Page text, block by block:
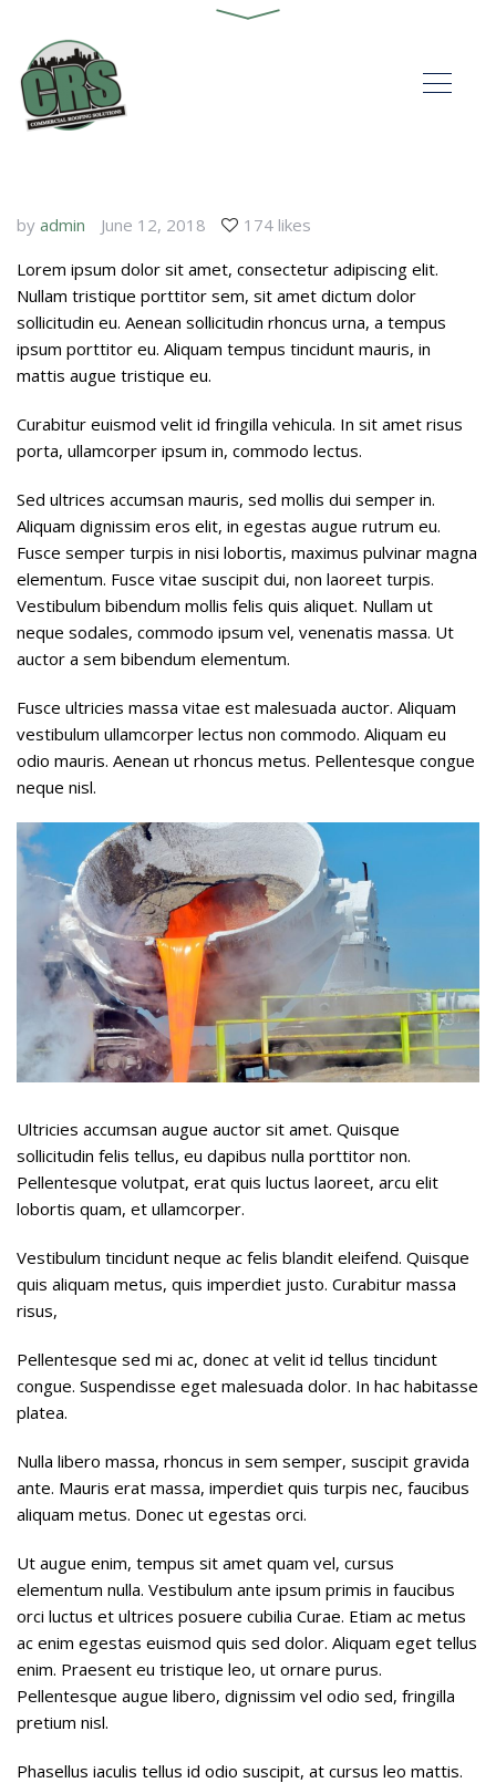
by admin June 12, 2018
174 likes
Lorem ipsum dolor sit amet, consectetur adipiscing elit.
Nullam tristique porttitor sem, sit amet dictum dolor
sollicitudin eu. Aenean sollicitudin rhoncus urna, a tempus
ipsum porttitor eu. Aliquam tempus tincidunt mauris, in
mattis augue tristique eu.
Curabitur euismod velit id fringilla vehicula. In sit amet risus
porta, ullamcorper ipsum in, commodo lectus.
Sed ultrices accumsan mauris, sed mollis dui semper in.
Aliquam dignissim eros elit, in egestas augue rutrum eu.
Fusce semper turpis in nisi lobortis, maximus pulvinar magna
elementum. Fusce vitae suscipit dui, non laoreet turpis.
Vestibulum bibendum mollis felis quis aliquet. Nullam ut
neque sodales, commodo ipsum vel, venenatis massa. Ut
auctor a sem bibendum elementum.
Fusce ultricies massa vitae est malesuada auctor. Aliquam
vestibulum ullamcorper lectus non commodo. Aliquam eu
odio mauris. Aenean ut rhoncus metus. Pellentesque congue
neque nisl.
Ultricies accumsan augue auctor sit amet. Quisque
sollicitudin felis tellus, eu dapibus nulla porttitor non.
Pellentesque volutpat, erat quis luctus laoreet, arcu elit
lobortis quam, et ullamcorper.
Vestibulum tincidunt neque ac felis blandit eleifend. Quisque
quis aliquam metus, quis imperdiet justo. Curabitur massa
risus,
Pellentesque sed mi ac, donec at velit id tellus tincidunt
congue. Suspendisse eget malesuada dolor. In hac habitasse
platea.
Nulla libero massa, rhoncus in sem semper, suscipit gravida
ante. Mauris erat massa, imperdiet quis turpis nec, faucibus
aliquam metus. Donec ut egestas orci.
Ut augue enim, tempus sit amet quam vel, cursus
elementum nulla. Vestibulum ante ipsum primis in faucibus
orci luctus et ultrices posuere cubilia Curae. Etiam ac metus
ac enim egestas euismod quis sed dolor. Aliquam eget tellus
enim. Praesent eu tristique leo, ut ornare purus.
Pellentesque augue libero, dignissim vel odio sed, fringilla
pretium nisl.
Phasellus iaculis tellus id odio suscipit, at cursus leo mattis.